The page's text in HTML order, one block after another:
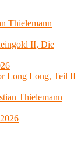
Thielemann
II, Die
Long Long, Teil II
Thielemann